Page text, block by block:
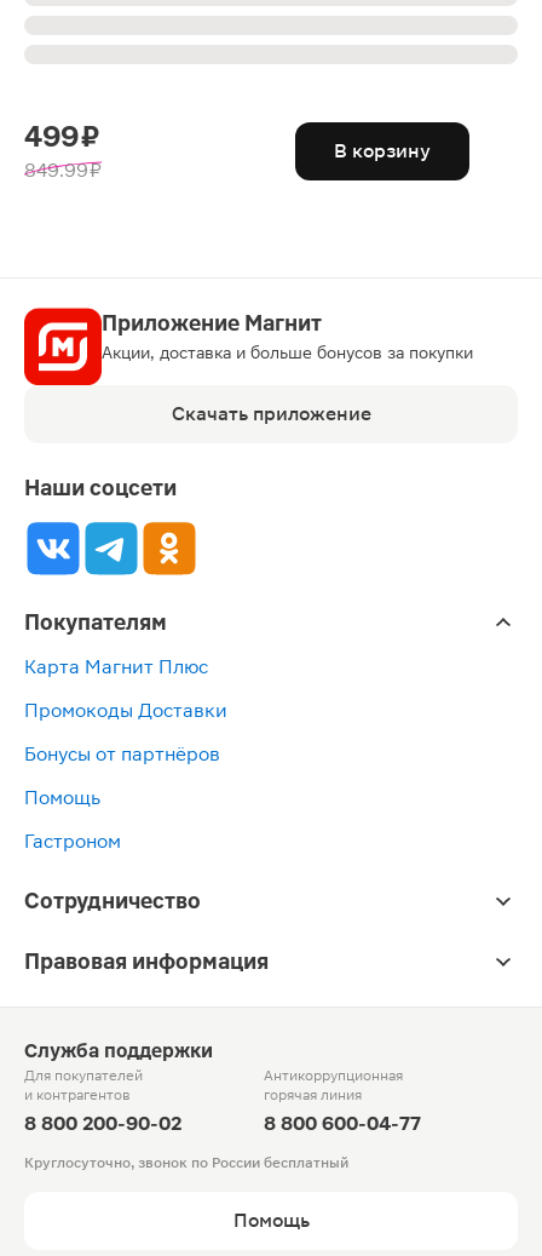
499 ₽
849.99 ₽
В корзину
Приложение Магнит
Акции, доставка и больше бонусов за покупки
Скачать приложение
Наши соцсети
Покупателям
Карта Магнит Плюс
Промокоды Доставки
Бонусы от партнёров
Помощь
Гастроном
Сотрудничество
Правовая информация
Служба поддержки
Для покупателей
и контрагентов
8 800 200-90-02
Антикоррупционная
горячая линия
8 800 600-04-77
Круглосуточно, звонок по России бесплатный
Помощь